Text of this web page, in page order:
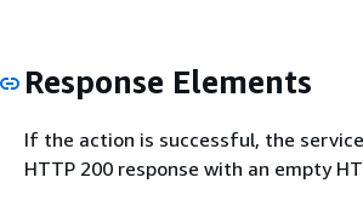
Response Elements
If the action is successful, the
HTTP 200 response with an empty